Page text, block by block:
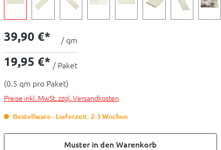
39,90 €* / qm
19,95 €* / Paket
(0.5 qm pro Paket)
Preise inkl. MwSt. zzgl. Versandkosten
Bestellware - Lieferzeit: 2-3 Wochen
Muster in den Warenkorb